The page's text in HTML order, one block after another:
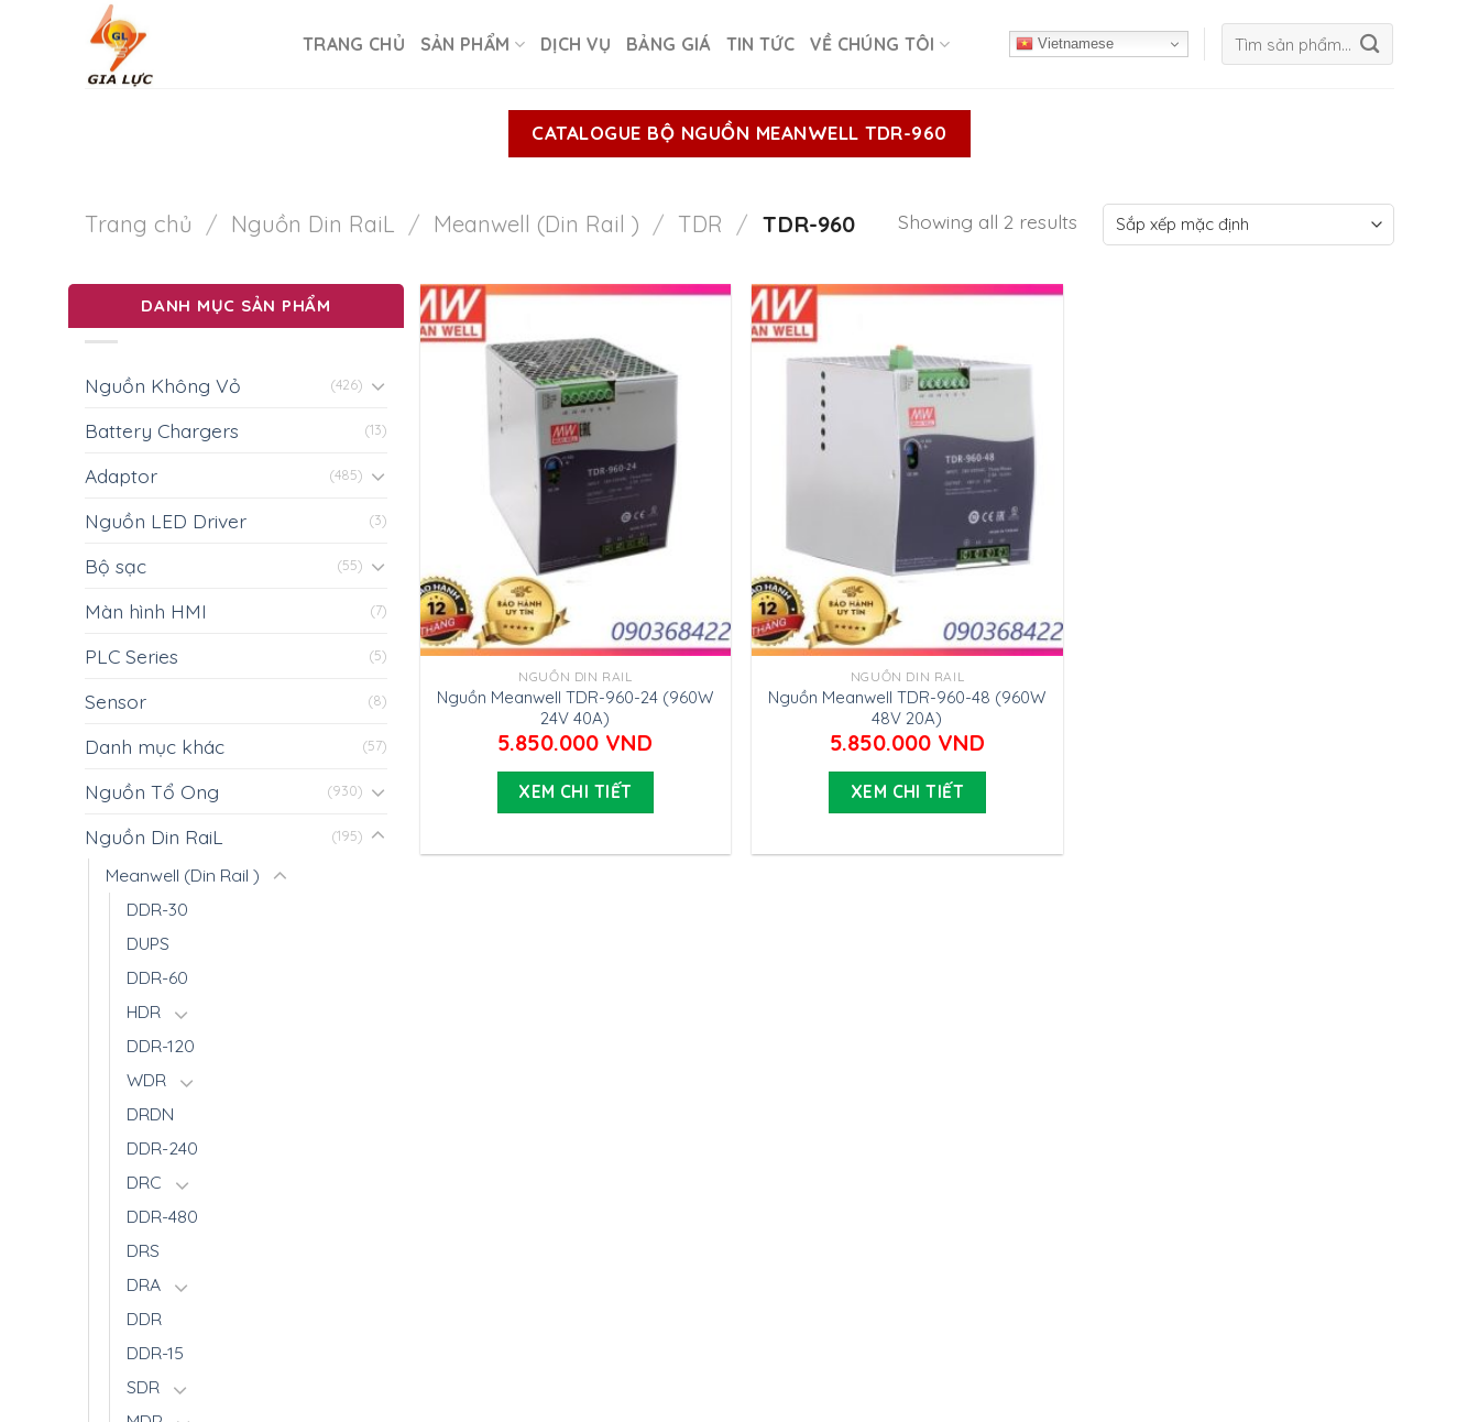
TRANG CHỦ SẢN PHẨM DỊCH VỤ BẢNG GIÁ TIN TỨC VỀ CHÚNG TÔI Vietnamese
kiếm:
CATALOGUE BỘ NGUỒN MEANWELL TDR-960
Trang chủ / Nguồn Din RaiL / Meanwell (Din Rail ) / TDR / TDR-960 Showing all 2 results
DANH MỤC SẢN PHẨM
Nguồn Không Vỏ (426)
Battery Chargers (13)
Adaptor (485)
Nguồn LED Driver (3)
Bộ sạc (55)
Màn hình HMI (7)
PLC Series (5)
Sensor (8)
Danh mục khác (57)
Nguồn Tổ Ong (930)
Nguồn Din RaiL (195)
Meanwell (Din Rail )
DDR-30
DUPS
DDR-60
HDR
DDR-120
WDR
DRDN
DDR-240
DRC
DDR-480
DRS
DRA
DDR
DDR-15
SDR
NGUỒN DIN RAIL
Nguồn Meanwell TDR-960-24 (960W
24V 40A)
5.850.000 VND
XEM CHI TIẾT
NGUỒN DIN RAIL
Nguồn Meanwell TDR-960-48 (960W
48V 20A)
5.850.000 VND
XEM CHI TIẾT